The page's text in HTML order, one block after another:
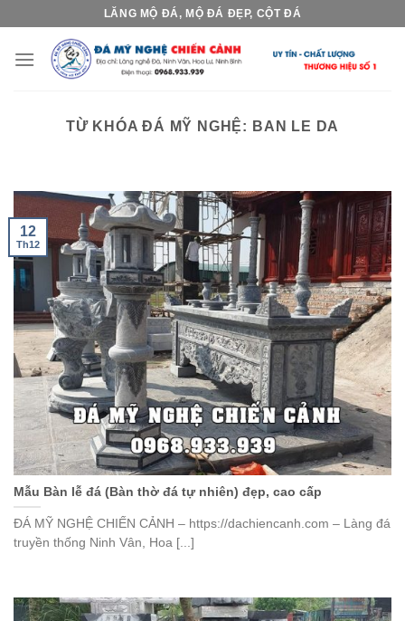
content
LĂNG MỘ ĐÁ, MỘ ĐÁ ĐẸP, CỘT ĐÁ
TỪ KHÓA ĐÁ MỸ NGHỆ: BAN LE DA
Mẫu Bàn lễ đá (Bàn thờ đá tự nhiên) đẹp, cao cấp
ĐÁ MỸ NGHỆ CHIẾN CẢNH – https://dachiencanh.com – Làng đá
truyền thống Ninh Vân, Hoa [...]
12
Th12